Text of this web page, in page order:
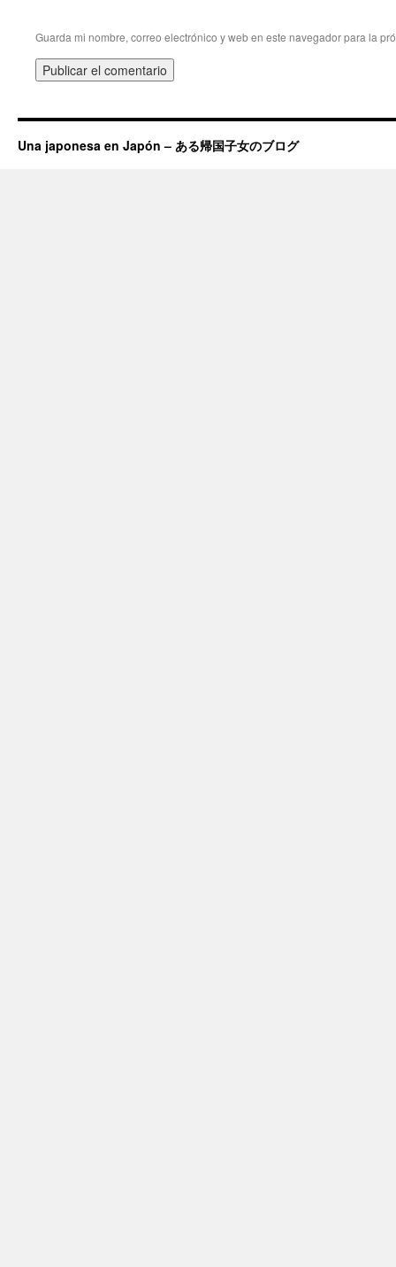
Guarda mi nombre, correo electrónico y web en este navegador para la
Una japonesa en Japón – ある帰国子女のブログ